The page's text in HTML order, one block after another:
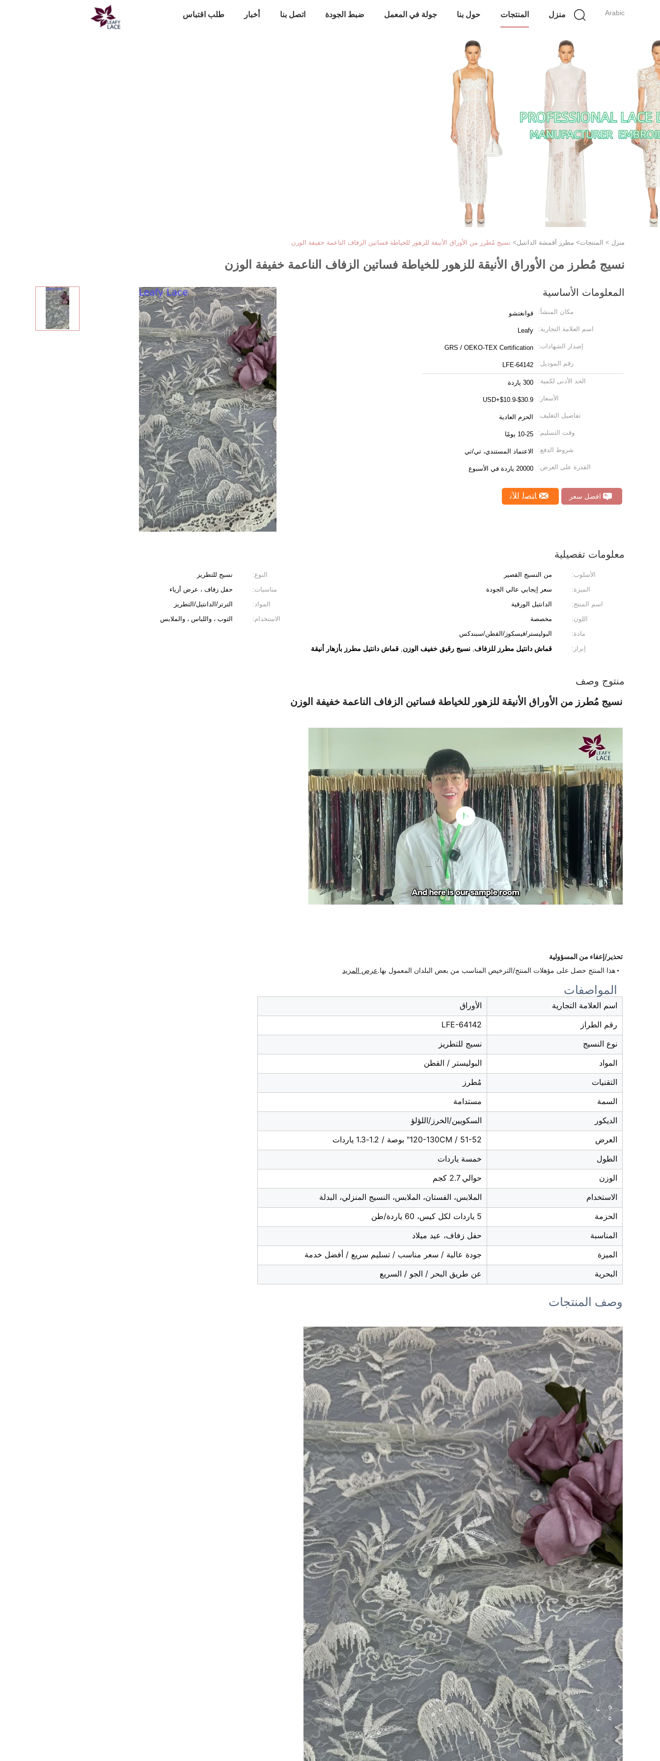
Arabic منزل المنتجات حول بنا جولة في المعمل ضبط الجودة اتصل بنا أخبار طلب اقتباس
منزل > المنتجات> مطرز أقمشة الدانتيل> نسيج مُطرز من الأوراق الأنيقة للزهور للخياطة فساتين الزفاف الناعمة خفيفة الوزن
نسيج مُطرز من الأوراق الأنيقة للزهور للخياطة فساتين الزفاف الناعمة خفيفة الوزن
المعلومات الأساسية
مكان المنشأ: قوانغتشو
اسم العلامة التجارية: Leafy
إصدار الشهادات: GRS / OEKO-TEX Certification
رقم الموديل: LFE-64142
الحد الأدنى لكمية: 300 ياردة
الأسعار: USD+$10.9-$30.9
تفاصيل التغليف: الحزم العادية
وقت التسليم: 10-25 يومًا
شروط الدفع: الاعتماد المستندي، تي/تي
القدرة على العرض: 20000 ياردة في الأسبوع
افضل سعر ﺎﺘﺼﻟ ﺍﻶﻧ
معلومات تفصيلية
الأسلوب: من النسيج القصير النوع:
نسيج للتطريز
الميزة:
سعر إيجابي عالي الجودة مناسبات:
حفل زفاف ، عرض أزياء
اسم المنتج:
الدانتيل الورقية المواد:
الترتر/الدانتيل/التطريز
اللون:
مخصصة الاستخدام:
الثوب ، واللباس ، والملابس
مادة:
البوليستر/فيسكوز/القطن/سبندكس
إبراز:
قماش دانتيل مطرز للزفاف, نسيج رقيق خفيف الوزن, قماش دانتيل مطرز بأزهار أنيقة
منتوج وصف
نسيج مُطرز من الأوراق الأنيقة للزهور للخياطة فساتين الزفاف الناعمة خفيفة الوزن
تحذير/إعفاء من المسؤولية
هذا المنتج حصل على مؤهلات المنتج/الترخيص المناسب من بعض البلدان المعمول بها.عرض المزيد
المواصفات
اسم العلامة التجارية
الأوراق
رقم الطراز
LFE-64142
نوع النسيج
نسيج للتطريز
المواد
البوليستر / القطن
التقنيات
مُطرز
السمة
مستدامة
الديكور
السكويين/الخرز/اللؤلؤ
العرض
120-130CM / 51-52" بوصة / 1.2-1.3 ياردات
الطول
خمسة ياردات
الوزن
حوالي 2.7 كجم
الاستخدام
الملابس، الفستان، الملابس، النسيج المنزلي، البدلة
الحزمة
5 ياردات لكل كيس، 60 ياردة/طن
المناسبة
حفل زفاف، عيد ميلاد
الميزة
جودة عالية / سعر مناسب / تسليم سريع / أفضل خدمة
البحرية
عن طريق البحر / الجو / السريع
وصف المنتجات